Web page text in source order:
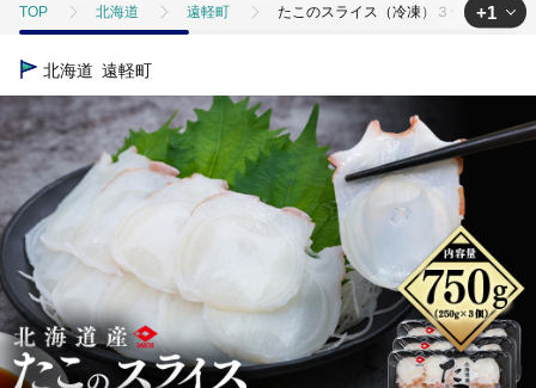
TOP 北海道 遠軽町 たこのスライス（冷凍）３個パック
TOP
+1
北海道 遠軽町